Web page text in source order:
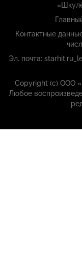
Контактные
Эл. почта:
Copyright (с) ООО
Любое